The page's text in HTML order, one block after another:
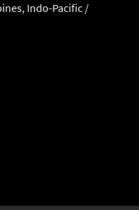
Indo-Pacific /